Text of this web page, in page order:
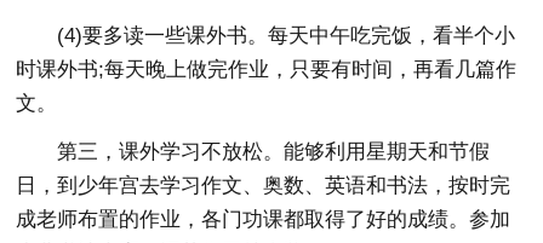
(4)要多读一些课外书。每天中午吃完饭，看半个小
时课外书;每天晚上做完作业，只要有时间，再看几篇作
文。
第三，课外学习不放松。能够利用星期天和节假
日，到少年宫去学习作文、奥数、英语和书法，按时完
成老师布置的作业，各门功课都取得了好的成绩。参加